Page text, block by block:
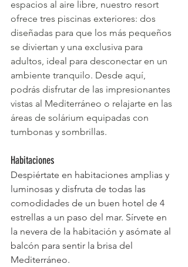
espacios al aire libre, nuestro resort
ofrece tres piscinas exteriores: dos
diseñadas para que los más pequeños
se diviertan y una exclusiva para
adultos, ideal para desconectar en un
ambiente tranquilo. Desde aquí,
podrás disfrutar de las impresionantes
vistas al Mediterráneo o relajarte en las
áreas de solárium equipadas con
tumbonas y sombrillas.
Habitaciones
Despiértate en habitaciones amplias y
luminosas y disfruta de todas las
comodidades de un buen hotel de 4
estrellas a un paso del mar. Sírvete en
la nevera de la habitación y asómate al
balcón para sentir la brisa del
Mediterráneo.